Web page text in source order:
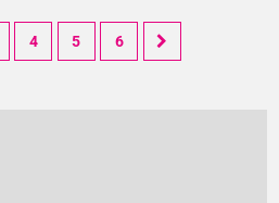
4 5 6